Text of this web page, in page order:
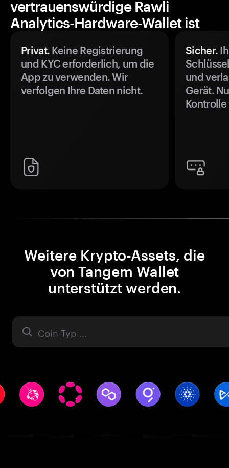
vertrauenswürdige Rawli
Analytics-Hardware-Wallet ist
Privat. Keine Registrierung
und KYC erforderlich, um die
App zu verwenden. Wir
verfolgen Ihre Daten nicht.
Sicher.
und
Gerät.
Weitere Krypto-Assets, die
von Tangem Wallet
unterstützt werden.
Asset